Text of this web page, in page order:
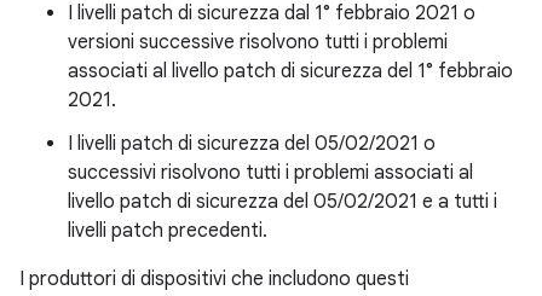
I livelli patch di sicurezza dal 1° febbraio 2021 o
versioni successive risolvono tutti i problemi
associati al livello patch di sicurezza del 1° febbraio
2021.
I livelli patch di sicurezza del 05/02/2021 o
successivi risolvono tutti i problemi associati al
livello patch di sicurezza del 05/02/2021 e a tutti i
livelli patch precedenti.
I produttori di dispositivi che includono questi